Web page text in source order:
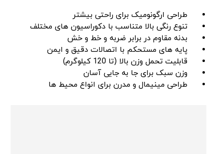
طراحی ارگونومیک برای راحتی بیشتر
تنوع رنگی بالا متناسب با دکوراسیون های مختلف
بدنه مقاوم در برابر ضربه و خط و خش
پایه های مستحکم با اتصالات دقیق و ایمن
قابلیت تحمل وزن بالا (تا 120 کیلوگرم)
وزن سبک برای جا به جایی آسان
طراحی مینیمال و مدرن برای انواع محیط ها